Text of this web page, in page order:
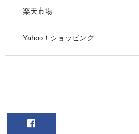
楽天市場
Yahoo！ショッピング